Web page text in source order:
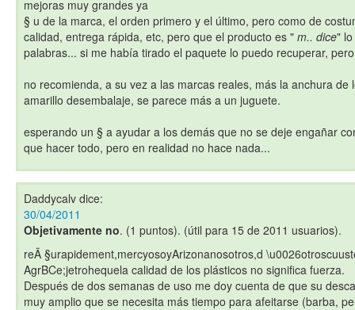
mejoras muy grandes ya
§ u de la marca, el orden primero y el último, pero como de
calidad, entrega rápida, etc, pero que el producto es " m.. dice"
palabras... si me había tirado el paquete lo puedo recuperar,
no recomienda, a su vez a las marcas reales, más la anchura de
amarillo desembalaje, se parece más a un juguete.
esperando un § a ayudar a los demás que no se deje engañar
que hacer todo, pero en realidad no hace nada...
Daddycalv dice:
30/04/2011
Objetivamente no. (1 puntos). (útil para 15 de 2011 usuarios).
reÃ §urapidement,mercyosoyArizonanosotros,d
AgrBCe;jetrohequela calidad de los plásticos no significa fuerza.
Después de dos semanas de uso me doy cuenta de que su
muy amplio que se necesita más tiempo para afeitarse (barba,